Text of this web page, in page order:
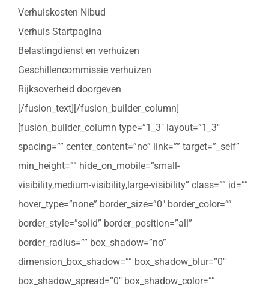
Verhuiskosten Nibud
Verhuis Startpagina
Belastingdienst en verhuizen
Geschillencommissie verhuizen
Rijksoverheid doorgeven
[/fusion_text][/fusion_builder_column]
[fusion_builder_column type=”1_3″ layout=”1_3″
spacing=”” center_content=”no” link=”” target=”_self”
min_height=”” hide_on_mobile=”small-
visibility,medium-visibility,large-visibility” class=”” id=””
hover_type=”none” border_size=”0″ border_color=””
border_style=”solid” border_position=”all”
border_radius=”” box_shadow=”no”
dimension_box_shadow=”” box_shadow_blur=”0″
box_shadow_spread=”0″ box_shadow_color=””